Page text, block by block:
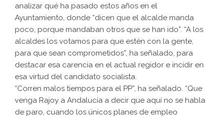
analizar qué ha pasado estos años en el
Ayuntamiento, donde “dicen que el alcalde manda
poco, porque mandaban otros que se han ido”. “A los
alcaldes los votamos para que estén con la gente,
para que sean comprometidos”, ha señalado, para
destacar esa carencia en el actual regidor e incidir en
esa virtud del candidato socialista.
“Corren malos tiempos para el PP”, ha señalado. “Que
venga Rajoy a Andalucía a decir que aquí no se habla
de paro, cuando los únicos planes de empleo